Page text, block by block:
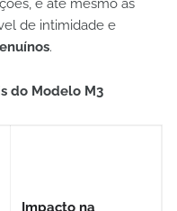
e até mesmo as
de intimidade e
.
do Modelo M3
Impacto na